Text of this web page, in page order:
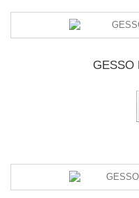
GESSO